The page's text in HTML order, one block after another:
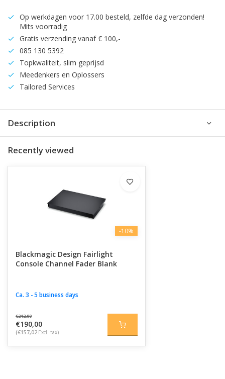
Op werkdagen voor 17.00 besteld, zelfde dag verzonden!
Mits voorradig
Gratis verzending vanaf € 100,-
085 130 5392
Topkwaliteit, slim geprijsd
Meedenkers en Oplossers
Tailored Services
Description
Recently viewed
-10%
Blackmagic Design Fairlight
Console Channel Fader Blank
Ca. 3 - 5 business days
€212,00
€190,00
(€157,02 Excl. tax)